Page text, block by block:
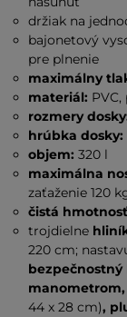
držiak na
bajonetový
pre plnenie
maximálny
materiál:
rozmery
hrúbka dosky:
objem: 320 l
maximálna
zaťaženie 120
čistá
trojdielne
220 cm;
bezpečnostný
44 x 28 cm),